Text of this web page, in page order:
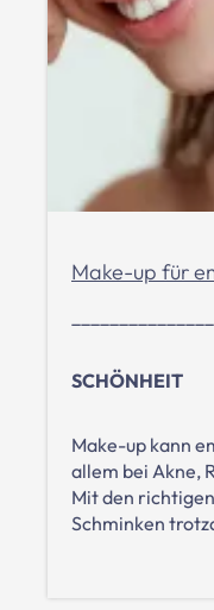
Make-up für
SCHÖNHEIT
Make-up kann
allem bei Akne,
Mit den
Schminken